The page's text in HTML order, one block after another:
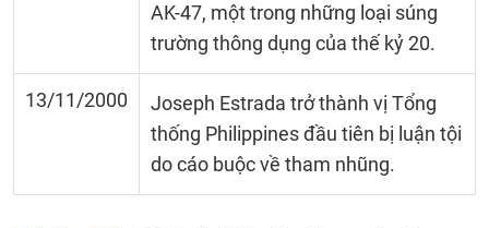
AK-47, một trong những loại súng
trường thông dụng của thế kỷ 20.
13/11/2000
Joseph Estrada trở thành vị Tổng
thống Philippines đầu tiên bị luận tội
do cáo buộc về tham nhũng.